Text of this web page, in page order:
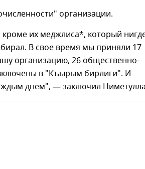
организации.
их меджлиса*, который
В свое время мы приняли 17
организацию, 26 общественно-
в "Къырым бирлиги". И
днем", — заключил